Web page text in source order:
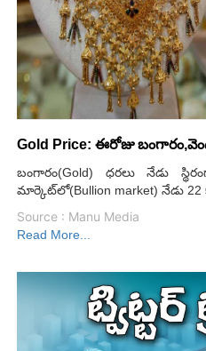
Gold Price: ఈరోజు
బంగారం(Gold) ధరలు నేడు
మార్కెట్‌లో(Bullion market) నేడు 22
Source : Manu Media
Read More...